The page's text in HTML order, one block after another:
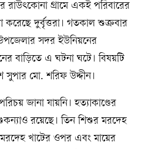
রাউৎকোনা গ্রামে একই পরিবারের
দুর্বৃত্তরা। গতকাল শুক্রবার
সদর ইউনিয়নের
বাড়িতে এ ঘটনা ঘটে। বিষয়টি
সুপার মো. শরিফ উদ্দীন।
জানা যায়নি। হত্যাকাণ্ডের
র‍য়েছে। তিন শিশুর মরদেহ
খাটের ওপর এবং মায়ের